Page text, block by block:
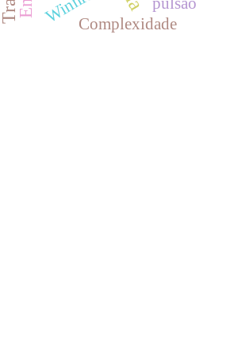
Complexidade